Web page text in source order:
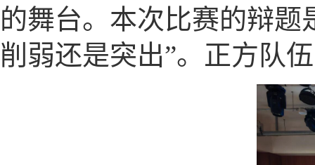
的舞台。本次比赛的辩
削弱还是突出”。正方队